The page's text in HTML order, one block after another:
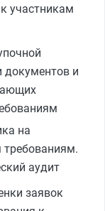
участникам
документов и
на
требованиям.
аудит
заявок